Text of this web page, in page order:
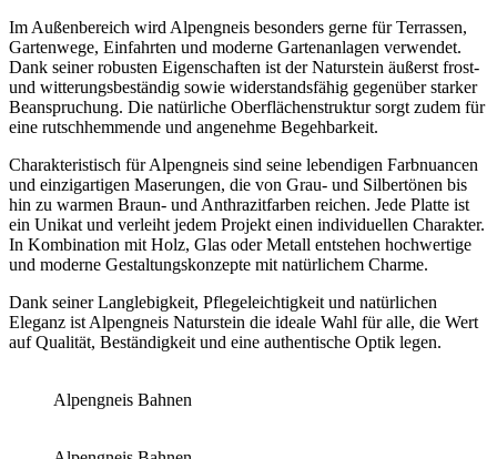
Im Außenbereich wird Alpengneis besonders gerne für Terrassen,
Gartenwege, Einfahrten und moderne Gartenanlagen verwendet.
Dank seiner robusten Eigenschaften ist der Naturstein äußerst frost-
und witterungsbeständig sowie widerstandsfähig gegenüber starker
Beanspruchung. Die natürliche Oberflächenstruktur sorgt zudem für
eine rutschhemmende und angenehme Begehbarkeit.
Charakteristisch für Alpengneis sind seine lebendigen Farbnuancen
und einzigartigen Maserungen, die von Grau- und Silbertönen bis
hin zu warmen Braun- und Anthrazitfarben reichen. Jede Platte ist
ein Unikat und verleiht jedem Projekt einen individuellen Charakter.
In Kombination mit Holz, Glas oder Metall entstehen hochwertige
und moderne Gestaltungskonzepte mit natürlichem Charme.
Dank seiner Langlebigkeit, Pflegeleichtigkeit und natürlichen
Eleganz ist Alpengneis Naturstein die ideale Wahl für alle, die Wert
auf Qualität, Beständigkeit und eine authentische Optik legen.
Alpengneis Bahnen